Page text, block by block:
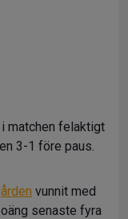
matchen felaktigt
3-1 före paus.
vunnit med
senaste fyra